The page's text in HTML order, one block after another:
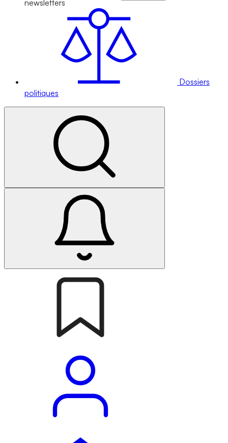
newsletters
Dossiers
politiques